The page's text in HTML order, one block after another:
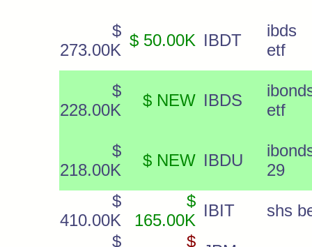
$
273.00K
$ 50.00K IBDT
ibds
etf
$
228.00K
$ NEW IBDS
etf
$
218.00K
$ NEW IBDU
29
$
410.00K
$
165.00K
IBIT
shs
$
$